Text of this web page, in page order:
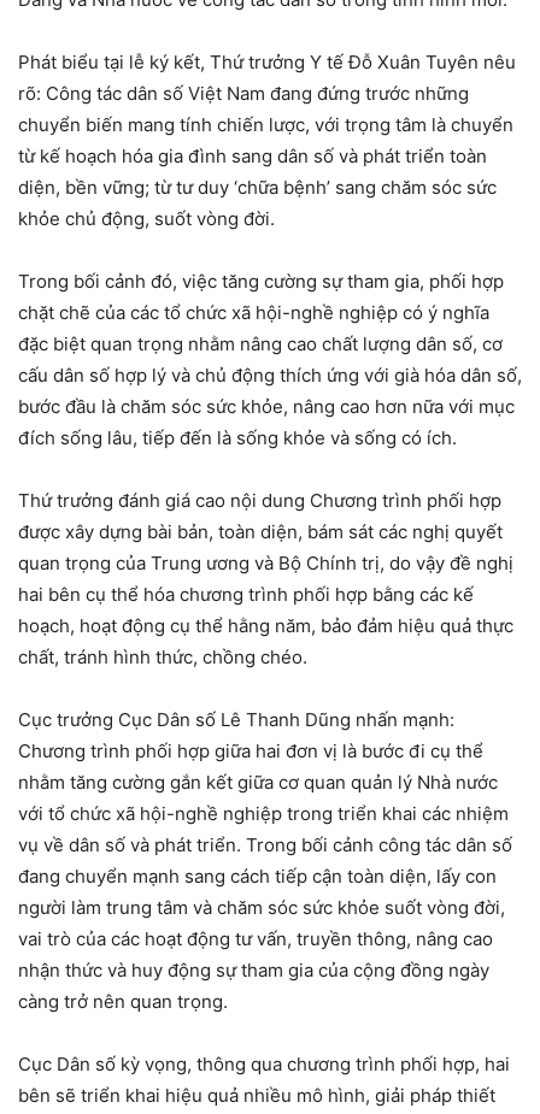
Phát biểu tại lễ ký kết, Thứ trưởng Y tế Đỗ Xuân Tuyên nêu
rõ: Công tác dân số Việt Nam đang đứng trước những
chuyển biến mang tính chiến lược, với trọng tâm là chuyển
từ kế hoạch hóa gia đình sang dân số và phát triển toàn
diện, bền vững; từ tư duy ‘chữa bệnh’ sang chăm sóc sức
khỏe chủ động, suốt vòng đời.
Trong bối cảnh đó, việc tăng cường sự tham gia, phối hợp
chặt chẽ của các tổ chức xã hội-nghề nghiệp có ý nghĩa
đặc biệt quan trọng nhằm nâng cao chất lượng dân số, cơ
cấu dân số hợp lý và chủ động thích ứng với già hóa dân số,
bước đầu là chăm sóc sức khỏe, nâng cao hơn nữa với mục
đích sống lâu, tiếp đến là sống khỏe và sống có ích.
Thứ trưởng đánh giá cao nội dung Chương trình phối hợp
được xây dựng bài bản, toàn diện, bám sát các nghị quyết
quan trọng của Trung ương và Bộ Chính trị, do vậy đề nghị
hai bên cụ thể hóa chương trình phối hợp bằng các kế
hoạch, hoạt động cụ thể hằng năm, bảo đảm hiệu quả thực
chất, tránh hình thức, chồng chéo.
Cục trưởng Cục Dân số Lê Thanh Dũng nhấn mạnh:
Chương trình phối hợp giữa hai đơn vị là bước đi cụ thể
nhằm tăng cường gắn kết giữa cơ quan quản lý Nhà nước
với tổ chức xã hội-nghề nghiệp trong triển khai các nhiệm
vụ về dân số và phát triển. Trong bối cảnh công tác dân số
đang chuyển mạnh sang cách tiếp cận toàn diện, lấy con
người làm trung tâm và chăm sóc sức khỏe suốt vòng đời,
vai trò của các hoạt động tư vấn, truyền thông, nâng cao
nhận thức và huy động sự tham gia của cộng đồng ngày
càng trở nên quan trọng.
Cục Dân số kỳ vọng, thông qua chương trình phối hợp, hai
bên sẽ triển khai hiệu quả nhiều mô hình, giải pháp thiết